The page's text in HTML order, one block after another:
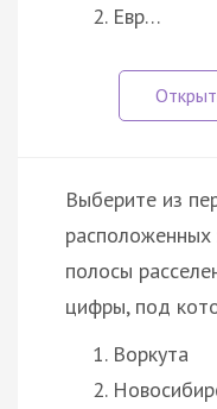
Евр…
Выберите из
полосы
цифры, под
Воркута